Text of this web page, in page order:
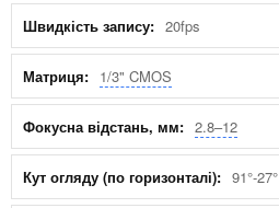
20fps
1/3" CMOS
2.8–12
91°-27°